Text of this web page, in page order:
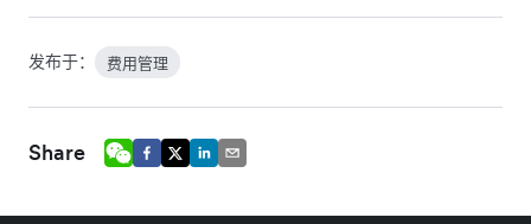
发布于： 费用管理
Share